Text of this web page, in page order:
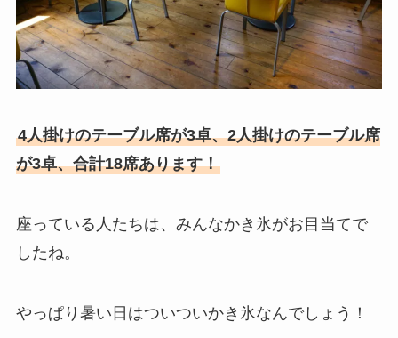
4人掛けのテーブル席が3卓、2人掛けのテーブル席
が3卓、合計18席あります！
座っている人たちは、みんなかき氷がお目当てで
したね。
やっぱり暑い日はついついかき氷なんでしょう！